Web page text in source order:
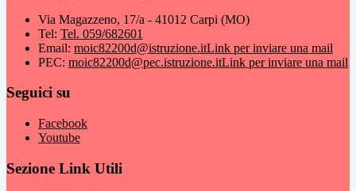
Via Magazzeno, 17/a - 41012 Carpi (MO)
Tel: Tel. 059/682601
Email: moic82200d@istruzione.itLink per inviare una mail
PEC: moic82200d@pec.istruzione.itLink per inviare una mail
Seguici su
Facebook
Youtube
Sezione Link Utili